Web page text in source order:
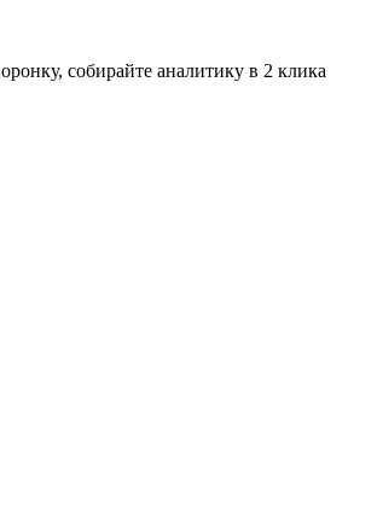
собирайте аналитику в 2 клика